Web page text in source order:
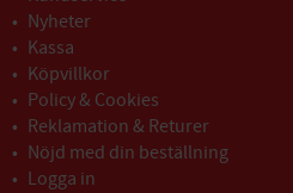
Nyheter
Kassa
Köpvillkor
Policy & Cookies
Reklamation & Returer
Nöjd med din beställning
Logga in